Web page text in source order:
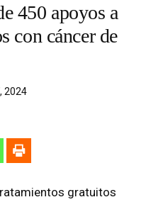
450 apoyos a
con cáncer de
2024
gratuitos